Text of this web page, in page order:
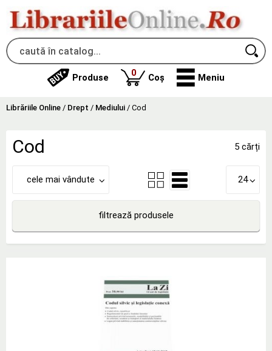
Produse 0produse
Coș Meniu
Librăriile Online / Drept / Mediului / Cod
Cod 5 cărți
cele mai vândute 24
filtrează produsele